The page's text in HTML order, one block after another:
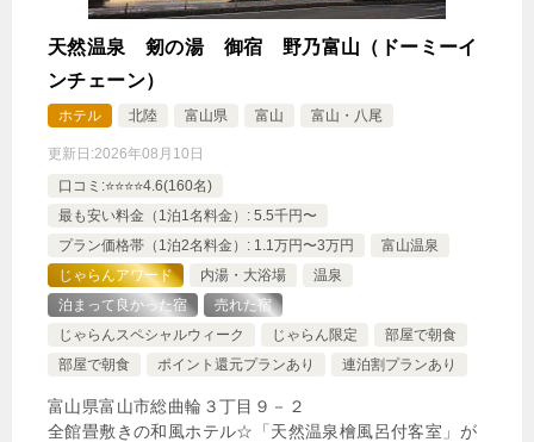
天然温泉 剱の湯 御宿 野乃富山（ドーミーイ
ンチェーン）
ホテル 北陸 富山県 富山 富山・八尾
更新日:2026年08月10日
口コミ:⭐️⭐️⭐️⭐️4.6(160名)
最も安い料金（1泊1名料金）: 5.5千円〜
プラン価格帯（1泊2名料金）: 1.1万円〜3万円
富山温泉
じゃらんアワード
内湯・大浴場
温泉
泊まって良かった宿
売れた宿
じゃらんスペシャルウィーク
じゃらん限定
部屋で朝食
部屋で朝食
ポイント還元プランあり 連泊割プランあり
富山県富山市総曲輪３丁目９－２
全館畳敷きの和風ホテル☆「天然温泉檜風呂付客室」が